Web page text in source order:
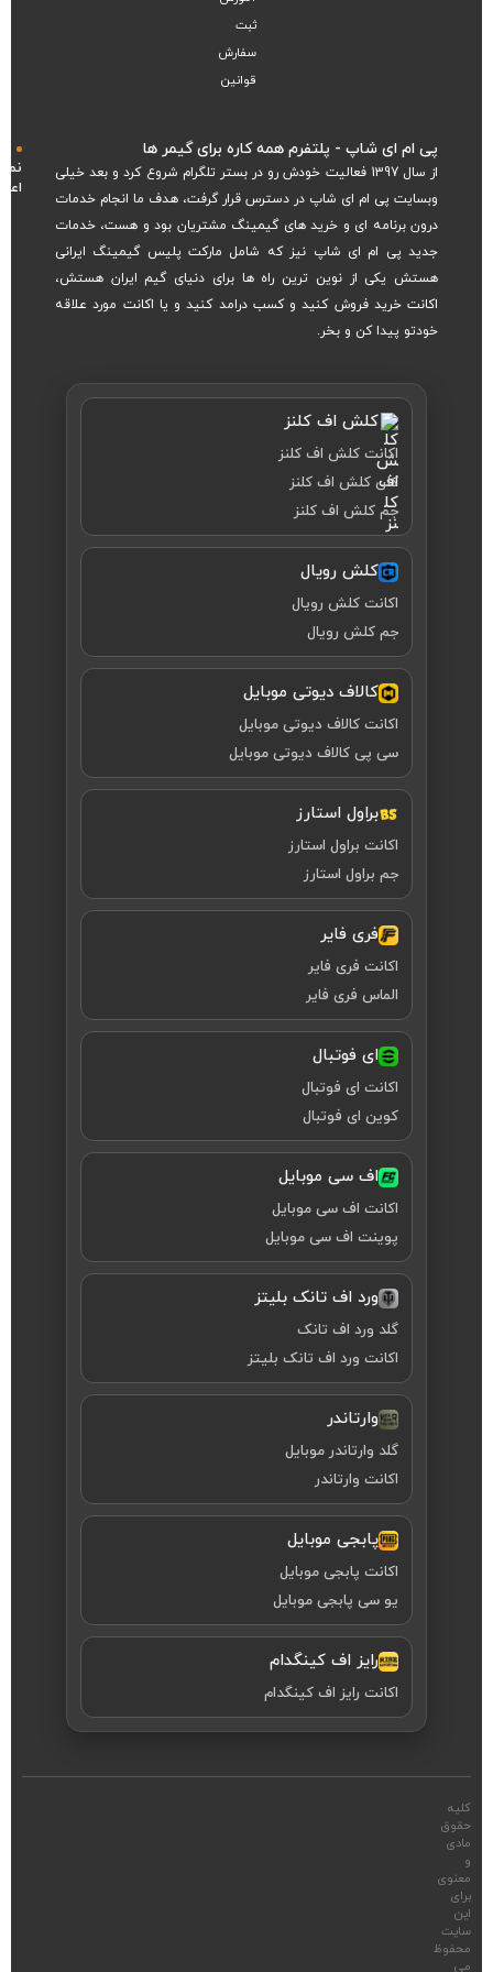
ثبت
سفارش
قوانین
پی ام ای شاپ - پلتفرم همه‌ کاره برای گیمر ها
از سال 1397 فعالیت خودش رو در بستر تلگرام شروع کرد و بعد خیلی
وبسایت پی ام ای شاپ در دسترس قرار گرفت، هدف ما انجام خدمات
درون برنامه ای و خرید های گیمینگ مشتریان بود و هست، خدمات
جدید پی ام ای شاپ نیز که شامل مارکت پلیس گیمینگ ایرانی
هستش یکی از نوین ترین راه ها برای دنیای گیم ایران هستش،
اکانت خرید فروش کنید و کسب درامد کنید و یا اکانت مورد علاقه
خودتو پیدا کن و بخر.
کلش اف کلنز
اکانت کلش اف کلنز
کلن کلش اف کلنز
جم کلش اف کلنز
کلش رویال
اکانت کلش رویال
جم کلش رویال
کالاف دیوتی موبایل
اکانت کالاف دیوتی موبایل
سی پی کالاف دیوتی موبایل
براول استارز
اکانت براول استارز
جم براول استارز
فری فایر
اکانت فری فایر
الماس فری فایر
ای فوتبال
اکانت ای فوتبال
کوین ای فوتبال
اف سی موبایل
اکانت اف سی موبایل
پوینت اف سی موبایل
ورد اف تانک بلیتز
گلد ورد اف تانک
اکانت ورد اف تانک بلیتز
وارتاندر
گلد وارتاندر موبایل
اکانت وارتاندر
پابجی موبایل
اکانت پابجی موبایل
یو سی پابجی موبایل
رایز اف کینگدام
اکانت رایز اف کینگدام
کلیه
حقوق
مادی
و
معنوی
برای
این
سایت
محفوظ
می